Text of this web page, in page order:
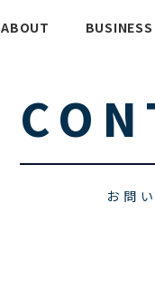
ABOUT BUSINESS
お問